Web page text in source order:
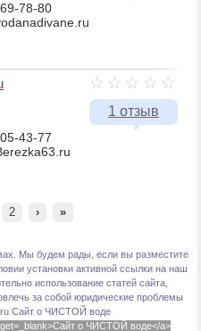
78-80
1 отзыв
43-77
2 › »
Мы будем рады, если вы разместите
установки активной ссылки на наш
использование статей сайта,
за собой юридические проблемы
Сайт о ЧИСТОЙ воде
о ЧИСТОЙ воде</a>